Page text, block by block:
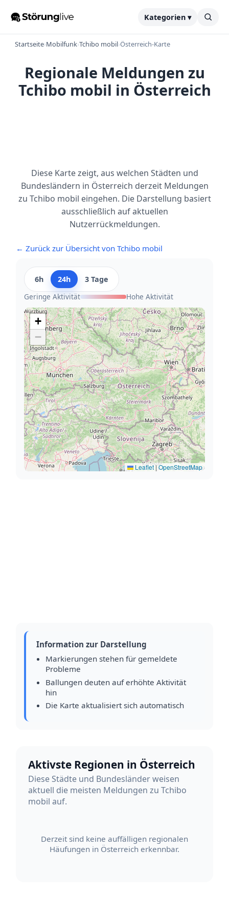
Kategorien ▾
Startseite›Mobilfunk›Tchibo mobil›Österreich-Karte
Regionale Meldungen zu
Tchibo mobil in Österreich
Diese Karte zeigt, aus welchen Städten und
Bundesländern in Österreich derzeit Meldungen
zu Tchibo mobil eingehen. Die Darstellung basiert
ausschließlich auf aktuellen
Nutzerrückmeldungen.
← Zurück zur Übersicht von Tchibo mobil
6h 24h
3 Tage
Geringe Aktivität
Hohe Aktivität
+
−
Leaflet| OpenStreetMap
Information zur Darstellung
Markierungen stehen für gemeldete
Probleme
Ballungen deuten auf erhöhte Aktivität
hin
Die Karte aktualisiert sich automatisch
Aktivste Regionen in Österreich
Diese Städte und Bundesländer weisen
aktuell die meisten Meldungen zu Tchibo
mobil auf.
Derzeit sind keine auffälligen regionalen
Häufungen in Österreich erkennbar.